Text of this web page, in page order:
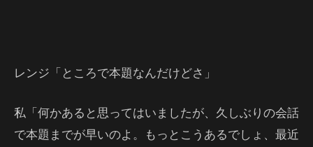
レンジ「ところで本題なんだけどさ」
私「何かあると思ってはいましたが、久しぶりの会話
で本題までが早いのよ。もっとこうあるでしょ、最近